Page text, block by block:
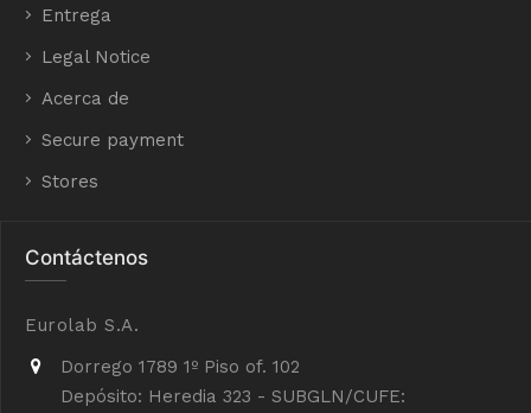
Entrega
Legal Notice
Acerca de
Secure payment
Stores
Contáctenos
Eurolab S.A.
Dorrego 1789 1º Piso of. 102
Depósito: Heredia 323 - SUBGLN/CUFE: